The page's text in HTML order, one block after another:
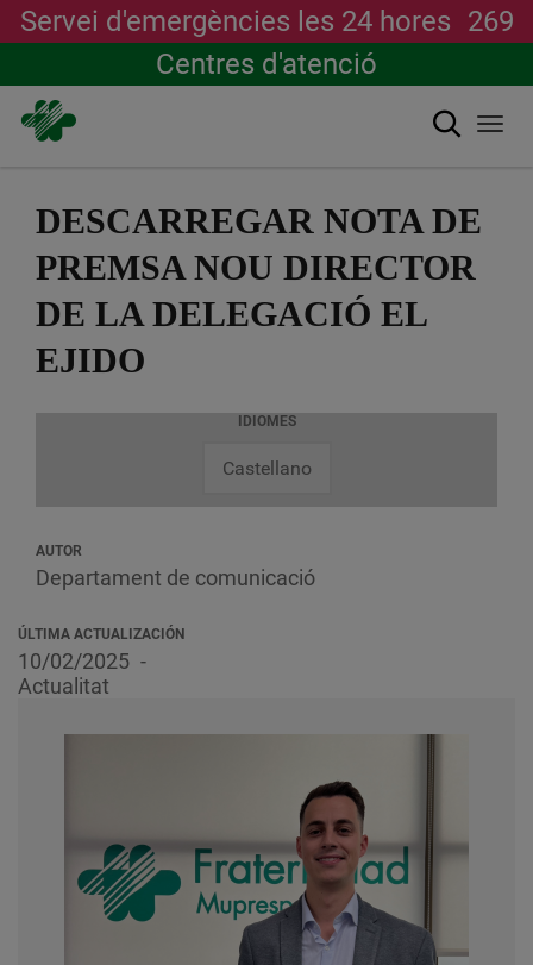
contingut
Servei d'emergències les 24 hores 269
Centres d'atenció
Cerca
DESCARREGAR NOTA DE
PREMSA NOU DIRECTOR
DE LA DELEGACIÓ EL
EJIDO
IDIOMES
Castellano
AUTOR
Departament de comunicació
ÚLTIMA ACTUALIZACIÓN
10/02/2025
Actualitat